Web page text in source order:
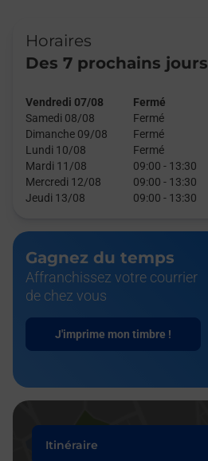
Horaires
Des 7 prochains jours
Vendredi 07/08
Fermé
Samedi 08/08
Fermé
Dimanche 09/08
Fermé
Lundi 10/08
Fermé
Mardi 11/08
09:00 - 13:30
Mercredi 12/08
09:00 - 13:30
Jeudi 13/08
09:00 - 13:30
Gagnez du temps
Affranchissez votre courrier
de chez vous
J'imprime mon timbre !
Itinéraire